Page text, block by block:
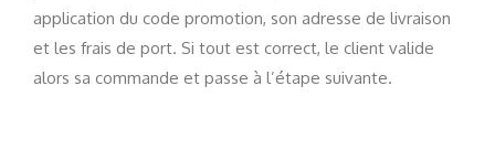
application du code promotion, son adresse de livraison
et les frais de port. Si tout est correct, le client valide
alors sa commande et passe à l’étape suivante.